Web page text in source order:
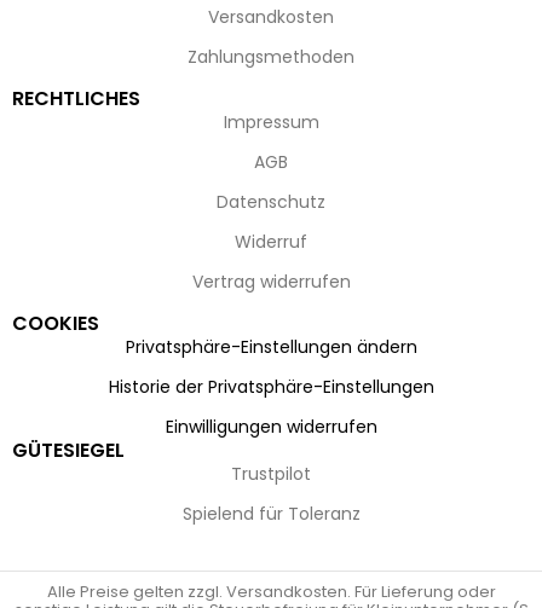
Versandkosten
Zahlungsmethoden
RECHTLICHES
Impressum
AGB
Datenschutz
Widerruf
Vertrag widerrufen
COOKIES
Privatsphäre-Einstellungen ändern
Historie der Privatsphäre-Einstellungen
Einwilligungen widerrufen
GÜTESIEGEL
Trustpilot
Spielend für Toleranz
Alle Preise gelten zzgl. Versandkosten. Für Lieferung oder